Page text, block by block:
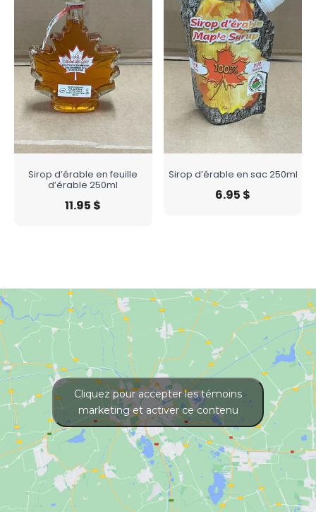
Sirop d’érable en feuille
d’érable 250ml
11.95 $
Sirop d’érable en sac 250ml
6.95 $
Cliquez pour accepter les témoins
marketing et activer ce contenu